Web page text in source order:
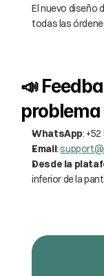
El nuevo diseño
todas las
📣
problema
WhatsApp:
Email:
Desde la
inferior de la